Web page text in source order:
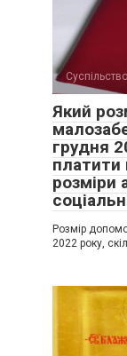
Суспільство
Який
грудня
платити
розміри
Розмір
2022 року,